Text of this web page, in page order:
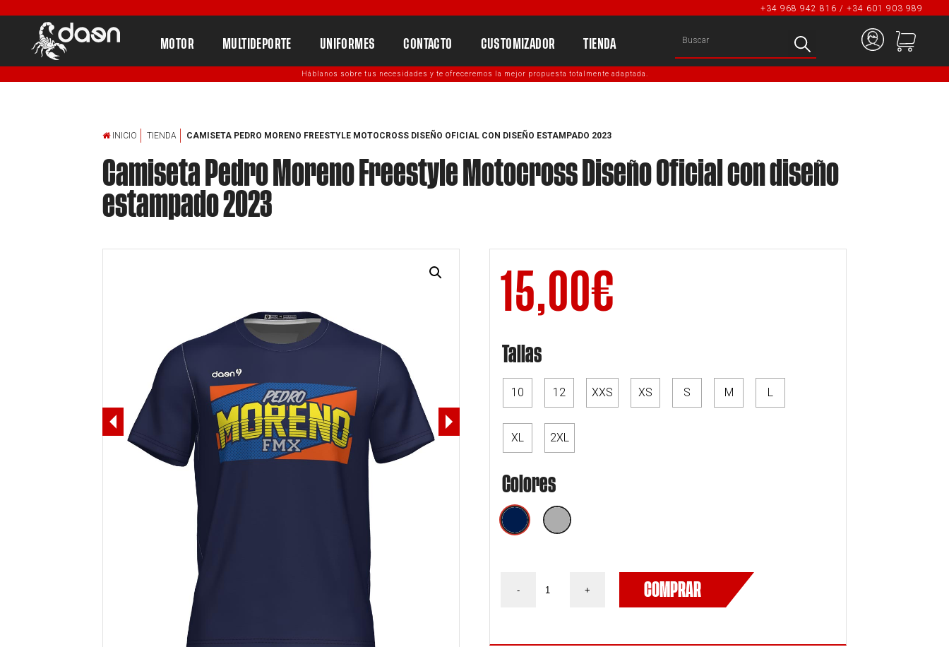
+34 968 942 816 / +34 601 903 989
MOTOR MULTIDEPORTE UNIFORMES CONTACTO CUSTOMIZADOR TIENDA
Háblanos sobre tus necesidades y te ofreceremos la mejor propuesta totalmente adaptada.
INICIO TIENDA CAMISETA PEDRO MORENO FREESTYLE MOTOCROSS DISEÑO OFICIAL CON DISEÑO ESTAMPADO 2023
Camiseta Pedro Moreno Freestyle Motocross Diseño Oficial con diseño
estampado 2023
15,00€
Tallas
10 12 XXS XS S M L
XL 2XL
Colores
-
Pedro
+ COMPRAR